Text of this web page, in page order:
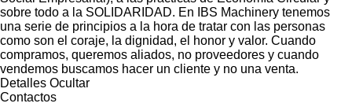
sobre todo a la SOLIDARIDAD. En IBS Machinery tenemos
una serie de principios a la hora de tratar con las personas
como son el coraje, la dignidad, el honor y valor. Cuando
compramos, queremos aliados, no proveedores y cuando
vendemos buscamos hacer un cliente y no una venta.
Detalles Ocultar
Contactos